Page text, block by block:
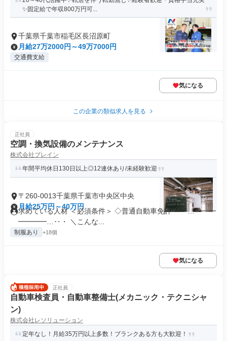
✨固定給で年収800万円可...
千葉県千葉市稲毛区長沼原町
月給27万2000円～49万7000円
交通費支給
気になる
この企業の類似求人を見る
正社員
空調・換気設備のメンテナンス
株式会社ブレイン
年間平均休日130日以上◎12連休あり/未経験歓迎
〒260-0013千葉県千葉市中央区中央
月給25万円～40万円
求めている人材 ＜必須条件＞ ◇普通自動車免許 ・‥…━━━
━━━━…‥・ ＼こんな...
制服あり +18個
気になる
正社員
自動車検査員・自動車整備士(メカニック・テクニシャ
ン)
株式会社レソリューション
定年なし！月給35万円以上多数！ブランクある方も大歓迎！